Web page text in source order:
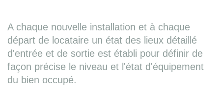
A chaque nouvelle installation et à chaque
départ de locataire un état des lieux détaillé
d'entrée et de sortie est établi pour définir de
façon précise le niveau et l'état d'équipement
du bien occupé.